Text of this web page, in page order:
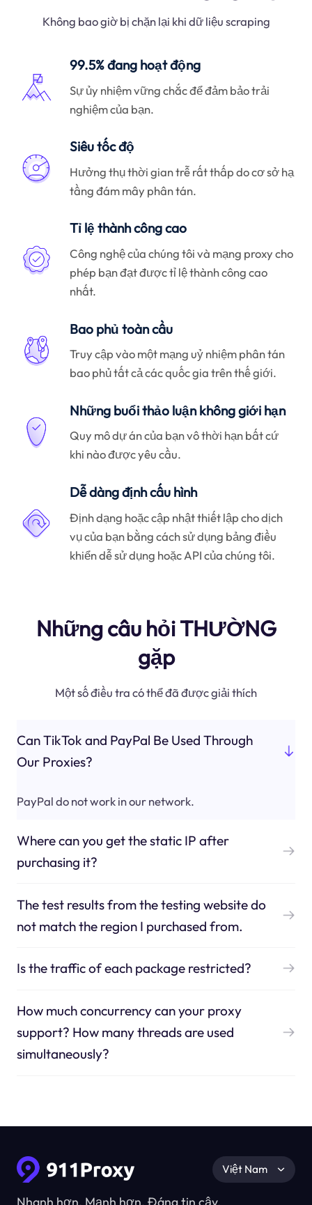
Không bao giờ bị chặn lại khi dữ liệu scraping
99.5% đang hoạt động
Sự ủy nhiệm vững chắc để đảm bảo trải
nghiệm của bạn.
Siêu tốc độ
Hưởng thụ thời gian trễ rất thấp do cơ sở hạ
tầng đám mây phân tán.
Tỉ lệ thành công cao
Công nghệ của chúng tôi và mạng proxy cho
phép bạn đạt được tỉ lệ thành công cao
nhất.
Bao phủ toàn cầu
Truy cập vào một mạng uỷ nhiệm phân tán
bao phủ tất cả các quốc gia trên thế giới.
Những buổi thảo luận không giới hạn
Quy mô dự án của bạn vô thời hạn bất cứ
khi nào được yêu cầu.
Dễ dàng định cấu hình
Định dạng hoặc cập nhật thiết lập cho dịch
vụ của bạn bằng cách sử dụng bảng điều
khiển dễ sử dụng hoặc API của chúng tôi.
Những câu hỏi THƯỜNG
gặp
Một số điều tra có thể đã được giải thích
Can TikTok and PayPal Be Used Through
Our Proxies?
PayPal do not work in our network.
Where can you get the static IP after
purchasing it?
The test results from the testing website do
not match the region I purchased from.
Is the traffic of each package restricted?
How much concurrency can your proxy
support? How many threads are used
simultaneously?
Nhanh hơn, Mạnh hơn, Đáng tin cậy.
Việt Nam